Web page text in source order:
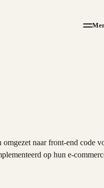
naar front-end code
op hun e-